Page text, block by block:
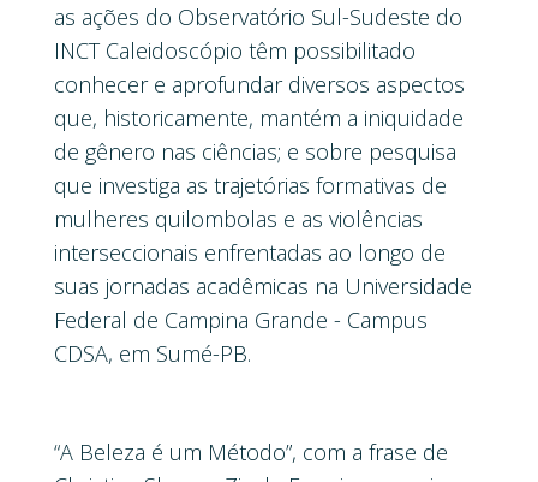
as ações do Observatório Sul-Sudeste do
INCT Caleidoscópio têm possibilitado
conhecer e aprofundar diversos aspectos
que, historicamente, mantém a iniquidade
de gênero nas ciências; e sobre pesquisa
que investiga as trajetórias formativas de
mulheres quilombolas e as violências
interseccionais enfrentadas ao longo de
suas jornadas acadêmicas na Universidade
Federal de Campina Grande - Campus
CDSA, em Sumé-PB.
“A Beleza é um Método”, com a frase de